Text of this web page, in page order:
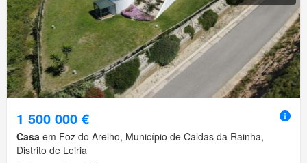
1 500 000 €
Casa em Foz do Arelho, Município de Caldas da Rainha,
Distrito de Leiria